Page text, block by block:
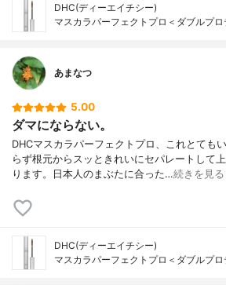
DHC(ディーエイチシー)
マスカラパーフェクトプロ＜ダブルプロ
あまなつ
5.00
ダマにならない。
DHCマスカラパーフェクトプロ、これとても
らず根元からスッときれいにセパレートして
ります。日本人のまぶたに合った…続きを見る
DHC(ディーエイチシー)
マスカラパーフェクトプロ＜ダブルプロ